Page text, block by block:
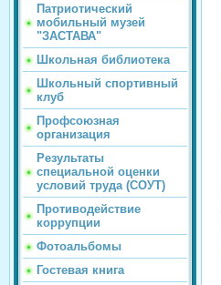
Патриотический
мобильный музей
"ЗАСТАВА"
Школьная библиотека
Школьный спортивный
клуб
Профсоюзная
организация
Результаты
специальной оценки
условий труда (СОУТ)
Противодействие
коррупции
Фотоальбомы
Гостевая книга